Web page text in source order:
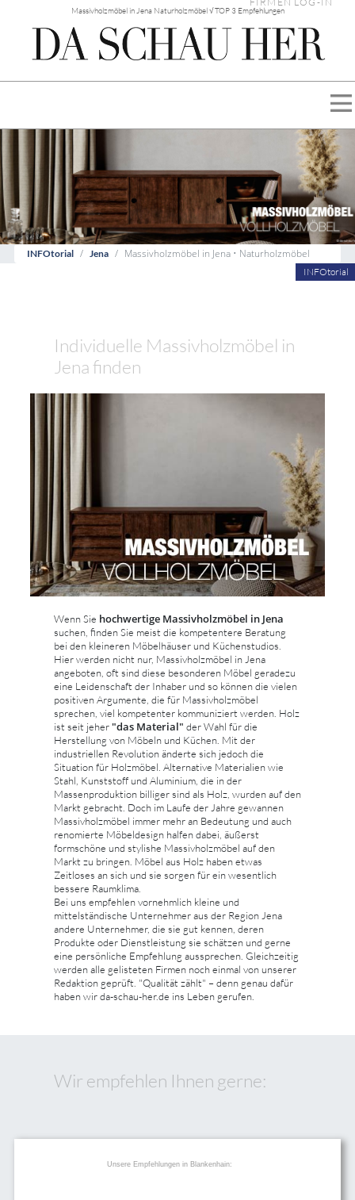
Massivholzmöbel in Jena Naturholzmöbel √ TOP 3 Empfehlungen
INFOtorial Jena
Massivholzmöbel in Jena • Naturholzmöbel
INFOtorial
Individuelle Massivholzmöbel in
Jena finden
Wenn Sie hochwertige Massivholzmöbel in Jena
suchen, finden Sie meist die kompetentere Beratung
bei den kleineren Möbelhäuser und Küchenstudios.
Hier werden nicht nur, Massivholzmöbel in Jena
angeboten, oft sind diese besonderen Möbel geradezu
eine Leidenschaft der Inhaber und so können die vielen
positiven Argumente, die für Massivholzmöbel
sprechen, viel kompetenter kommuniziert werden. Holz
ist seit jeher"das Material" der Wahl für die
Herstellung von Möbeln und Küchen. Mit der
industriellen Revolution änderte sich jedoch die
Situation für Holzmöbel. Alternative Materialien wie
Stahl, Kunststoff und Aluminium, die in der
Massenproduktion billiger sind als Holz, wurden auf den
Markt gebracht. Doch im Laufe der Jahre gewannen
Massivholzmöbel immer mehr an Bedeutung und auch
renomierte Möbeldesign halfen dabei, äußerst
formschöne und stylishe Massivholzmöbel auf den
Markt zu bringen. Möbel aus Holz haben etwas
Zeitloses an sich und sie sorgen für ein wesentlich
bessere Raumklima.
Bei uns empfehlen vornehmlich kleine und
mittelständische Unternehmer aus der Region Jena
andere Unternehmer, die sie gut kennen, deren
Produkte oder Dienstleistung sie schätzen und gerne
eine persönliche Empfehlung aussprechen. Gleichzeitig
werden alle gelisteten Firmen noch einmal von unserer
Redaktion geprüft. "Qualität zählt" – denn genau dafür
haben wir da-schau-her.de ins Leben gerufen.
Wir empfehlen Ihnen gerne:
Unsere Empfehlungen in Blankenhain: